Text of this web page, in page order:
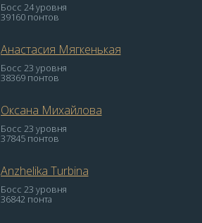
Босс 24 уровня
39160 понтов
Анастасия Мягкенькая
Босс 23 уровня
38369 понтов
Оксана Михайлова
Босс 23 уровня
37845 понтов
Anzhelika Turbina
Босс 23 уровня
36842 понта